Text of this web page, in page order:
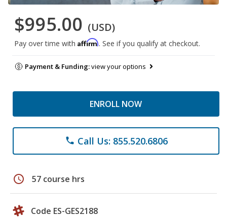
$995.00 (USD)
Pay over time with Affirm. See if you qualify at checkout.
Payment & Funding:view your options
ENROLL NOW
phone Call Us: 855.520.6806
schedule 57 course hrs
Code ES-GES2188